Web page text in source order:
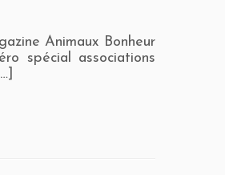
Animaux Bonheur
spécial associations